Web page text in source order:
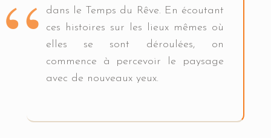
dans le Temps du Rêve. En écoutant
ces histoires sur les lieux mêmes où
elles se sont déroulées, on
commence à percevoir le paysage
avec de nouveaux yeux.